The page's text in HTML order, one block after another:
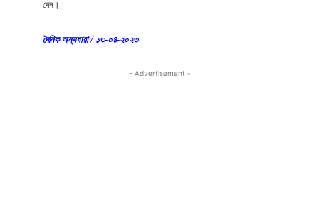
দেন।
দৈনিক অন্যধারা / ১৩-০৪-২০২৩
- Advertisement -